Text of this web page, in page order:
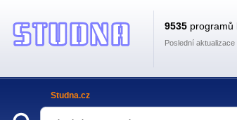
9535 programů
Poslední
Studna.cz